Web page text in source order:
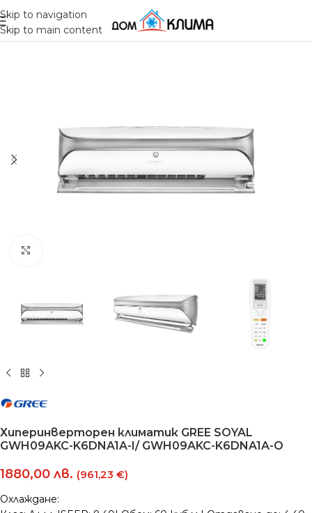
Skip to navigation
Skip to main content
Хиперинверторен климатик GREE SOYAL
GWH09AKC-K6DNA1A-I/ GWH09AKC-K6DNA1A-O
1880,00 лв. (961,23 €)
Охлаждане: